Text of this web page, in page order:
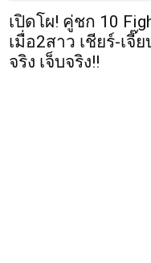
เปิดโผ! คู่ชก 10
เมื่อ2สาว เชียร์-เจี๊
จริง เจ็บจริง!!